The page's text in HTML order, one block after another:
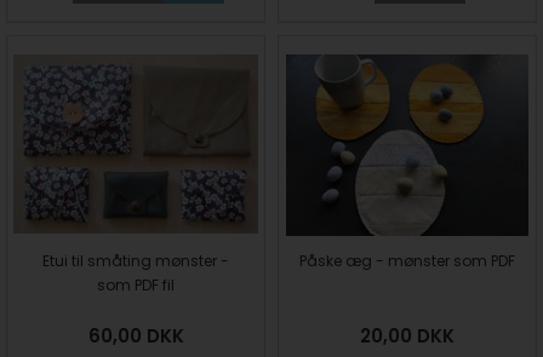
Etui til småting mønster -
som PDF fil
60,00 DKK
Påske æg - mønster som PDF
20,00 DKK